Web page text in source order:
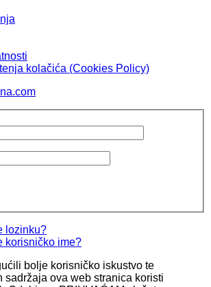
kolačića (Cookies Policy)
lozinku?
korisničko ime?
bolje korisničko iskustvo te
sadržaja ova web stranica koristi